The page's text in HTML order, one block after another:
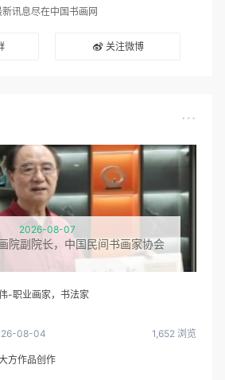
新讯息尽在中国书画网
关注微博
2026-08-07
院副院长，中国民间书画家协会
-职业画家，书法家
08-04 1,652 浏览
方作品创作